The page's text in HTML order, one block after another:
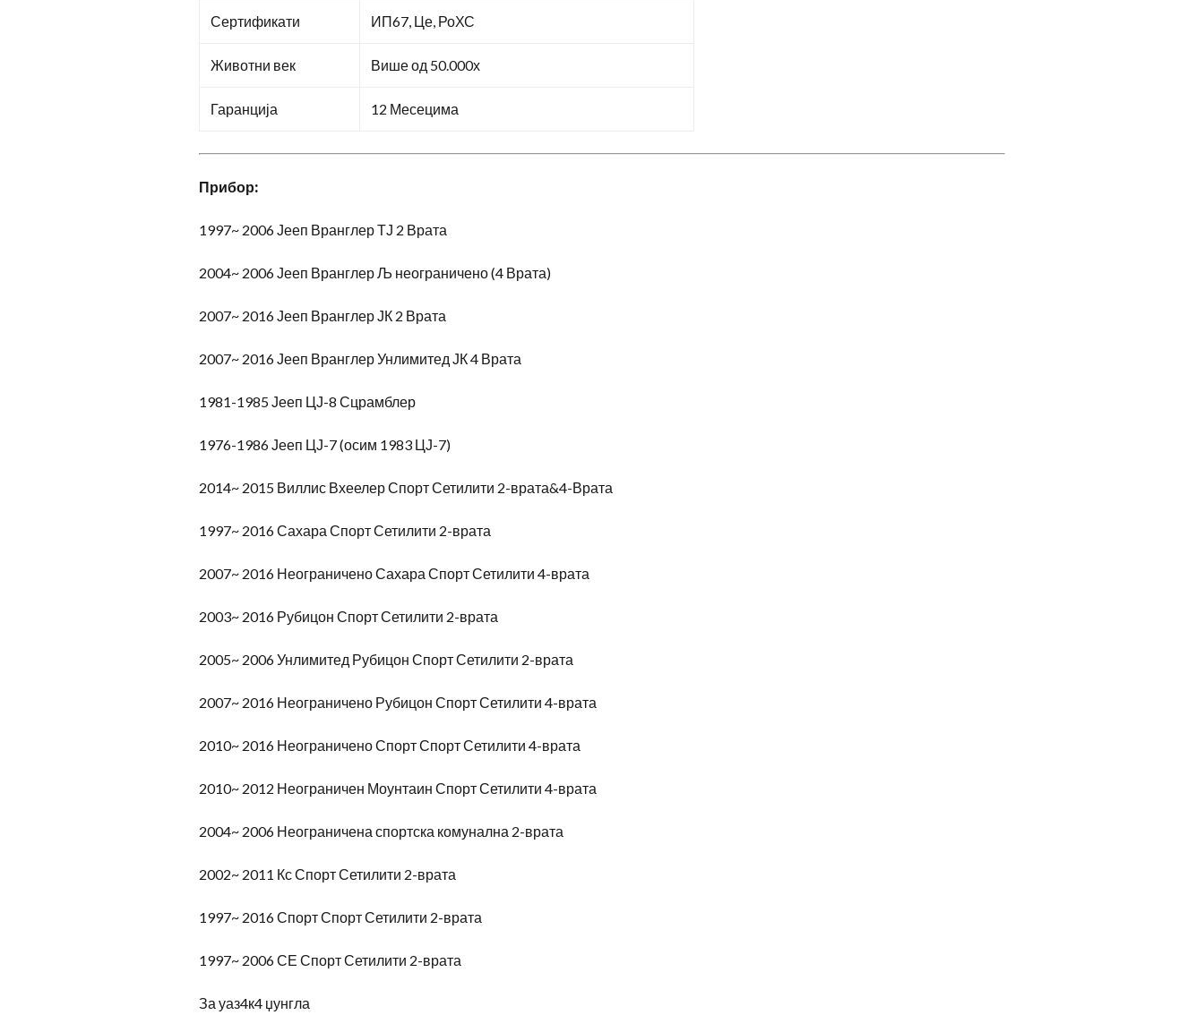
Сертификати ИП67, Це, РоХС
Животни век Више од 50.000х
Гаранција 12 Месецима
Прибор:
1997~ 2006 Јееп Вранглер ТЈ 2 Врата
2004~ 2006 Јееп Вранглер Љ неограничено (4 Врата)
2007~ 2016 Јееп Вранглер ЈК 2 Врата
2007~ 2016 Јееп Вранглер Унлимитед ЈК 4 Врата
1981-1985 Јееп ЦЈ-8 Сцрамблер
1976-1986 Јееп ЦЈ-7 (осим 1983 ЦЈ-7)
2014~ 2015 Виллис Вхеелер Спорт Сетилити 2-врата&4-Врата
1997~ 2016 Сахара Спорт Сетилити 2-врата
2007~ 2016 Неограничено Сахара Спорт Сетилити 4-врата
2003~ 2016 Рубицон Спорт Сетилити 2-врата
2005~ 2006 Унлимитед Рубицон Спорт Сетилити 2-врата
2007~ 2016 Неограничено Рубицон Спорт Сетилити 4-врата
2010~ 2016 Неограничено Спорт Спорт Сетилити 4-врата
2010~ 2012 Неограничен Моунтаин Спорт Сетилити 4-врата
2004~ 2006 Неограничена спортска комунална 2-врата
2002~ 2011 Кс Спорт Сетилити 2-врата
1997~ 2016 Спорт Спорт Сетилити 2-врата
1997~ 2006 СЕ Спорт Сетилити 2-врата
За уаз4к4 џунгла